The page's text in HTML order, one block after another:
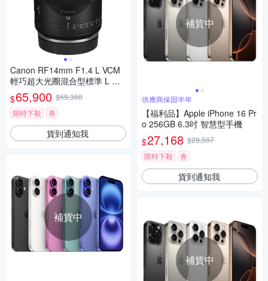
Canon RF14mm F1.4 L VCM
輕巧超大光圈混合型標準 L 鏡
頭(公司貨)
$65,900 $69,368
限時下殺
券
貨到通知我
補貨中
補貨中
供應商保固半年
【福利品】Apple iPhone 16 Pr
o 256GB 6.3吋 智慧型手機
$27,168 $28,597
限時下殺
券
貨到通知我
補貨中